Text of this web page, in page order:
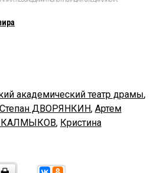
академический театр драмы,
Степан ДВОРЯНКИН, Артем
КАЛМЫКОВ, Кристина